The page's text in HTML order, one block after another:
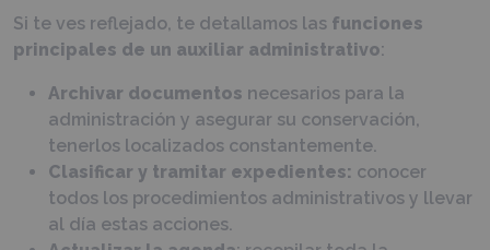
Si te ves reflejado, te detallamos las funciones
principales de un auxiliar administrativo:
Archivar documentos necesarios para la
administración y asegurar su conservación,
tenerlos localizados constantemente.
Clasificar y tramitar expedientes: conocer
todos los procedimientos administrativos y llevar
al día estas acciones.